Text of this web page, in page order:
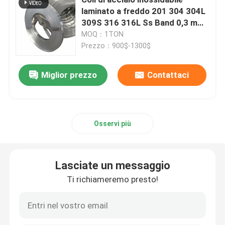
Fogli di acciaio inossidabile
tubi in acciaio al carbonio
laminato a freddo 201 304 304L
309S 316 316L Ss Band 0,3 mm
- 1,5 mm
MOQ：1TON
Prezzo：900$-1300$
Miglior prezzo Contattaci
Osservi più
Lasciate un messaggio
Ti richiameremo presto!